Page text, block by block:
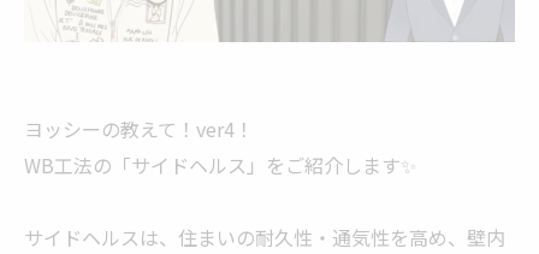
ヨッシーの教えて！ver4！
WB工法の「サイドヘルス」をご紹介します✨
サイドヘルスは、住まいの耐久性・通気性を高め、壁内